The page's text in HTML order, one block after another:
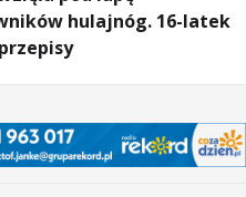
hulajnóg. 16-latek